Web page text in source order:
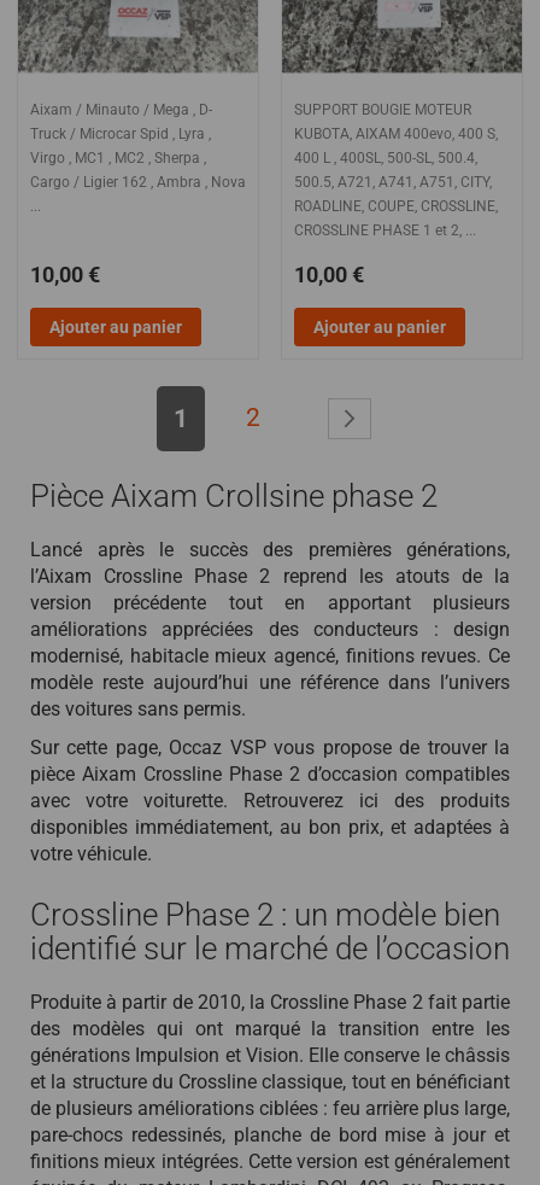
Aixam / Minauto / Mega , D-
Truck / Microcar Spid , Lyra ,
Virgo , MC1 , MC2 , Sherpa ,
Cargo / Ligier 162 , Ambra , Nova
...
10,00 €
Ajouter au panier
SUPPORT BOUGIE MOTEUR
KUBOTA, AIXAM 400evo, 400 S,
400 L , 400SL, 500-SL, 500.4,
500.5, A721, A741, A751, CITY,
ROADLINE, COUPE, CROSSLINE,
CROSSLINE PHASE 1 et 2, ...
10,00 €
Ajouter au panier
1 2
Pièce Aixam Crollsine phase 2
Lancé après le succès des premières générations,
l’Aixam Crossline Phase 2 reprend les atouts de la
version précédente tout en apportant plusieurs
améliorations appréciées des conducteurs : design
modernisé, habitacle mieux agencé, finitions revues. Ce
modèle reste aujourd’hui une référence dans l’univers
des voitures sans permis.
Sur cette page, Occaz VSP vous propose de trouver la
pièce Aixam Crossline Phase 2 d’occasion compatibles
avec votre voiturette. Retrouverez ici des produits
disponibles immédiatement, au bon prix, et adaptées à
votre véhicule.
Crossline Phase 2 : un modèle bien
identifié sur le marché de l’occasion
Produite à partir de 2010, la Crossline Phase 2 fait partie
des modèles qui ont marqué la transition entre les
générations Impulsion et Vision. Elle conserve le châssis
et la structure du Crossline classique, tout en bénéficiant
de plusieurs améliorations ciblées : feu arrière plus large,
pare-chocs redessinés, planche de bord mise à jour et
finitions mieux intégrées. Cette version est généralement